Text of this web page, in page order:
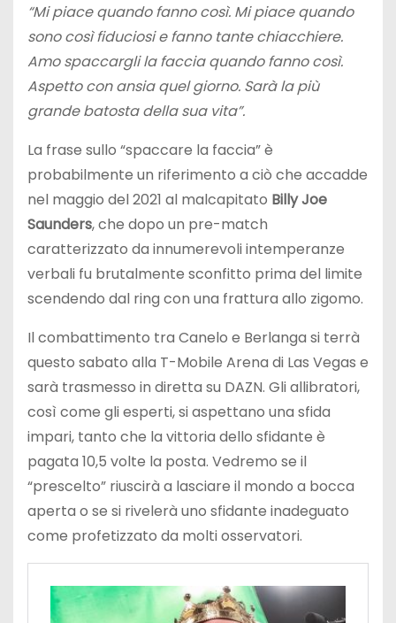
“Mi piace quando fanno così. Mi piace quando
sono così fiduciosi e fanno tante chiacchiere.
Amo spaccargli la faccia quando fanno così.
Aspetto con ansia quel giorno. Sarà la più
grande batosta della sua vita”.
La frase sullo “spaccare la faccia” è
probabilmente un riferimento a ciò che accadde
nel maggio del 2021 al malcapitato Billy Joe
Saunders, che dopo un pre-match
caratterizzato da innumerevoli intemperanze
verbali fu brutalmente sconfitto prima del limite
scendendo dal ring con una frattura allo zigomo.
Il combattimento tra Canelo e Berlanga si terrà
questo sabato alla T-Mobile Arena di Las Vegas e
sarà trasmesso in diretta su DAZN. Gli allibratori,
così come gli esperti, si aspettano una sfida
impari, tanto che la vittoria dello sfidante è
pagata 10,5 volte la posta. Vedremo se il
“prescelto” riuscirà a lasciare il mondo a bocca
aperta o se si rivelerà uno sfidante inadeguato
come profetizzato da molti osservatori.